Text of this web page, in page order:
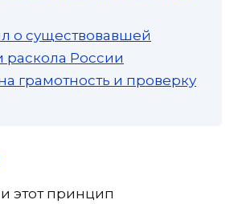
о существовавшей
раскола России
на грамотность и проверку
этот принцип